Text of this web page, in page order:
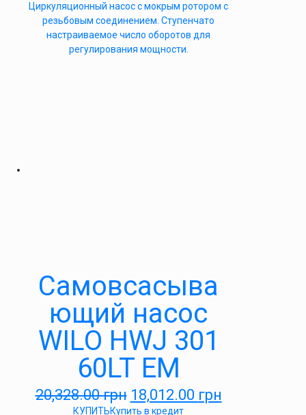
Циркуляционный насос с мокрым ротором с
резьбовым соединением. Ступенчато
настраиваемое число оборотов для
регулирования мощности.
Самовсасыва
ющий насос
WILO HWJ 301
60LT EM
20,328.00грн 18,012.00 грн
КУПИТЬКупить в кредит